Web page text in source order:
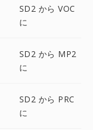
SD2 から VOC
に
SD2 から MP2
に
SD2 から PRC
に